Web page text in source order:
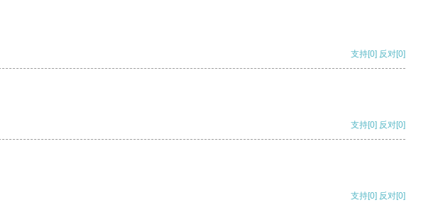
支持[0] 反对[0]
支持[0] 反对[0]
支持[0] 反对[0]